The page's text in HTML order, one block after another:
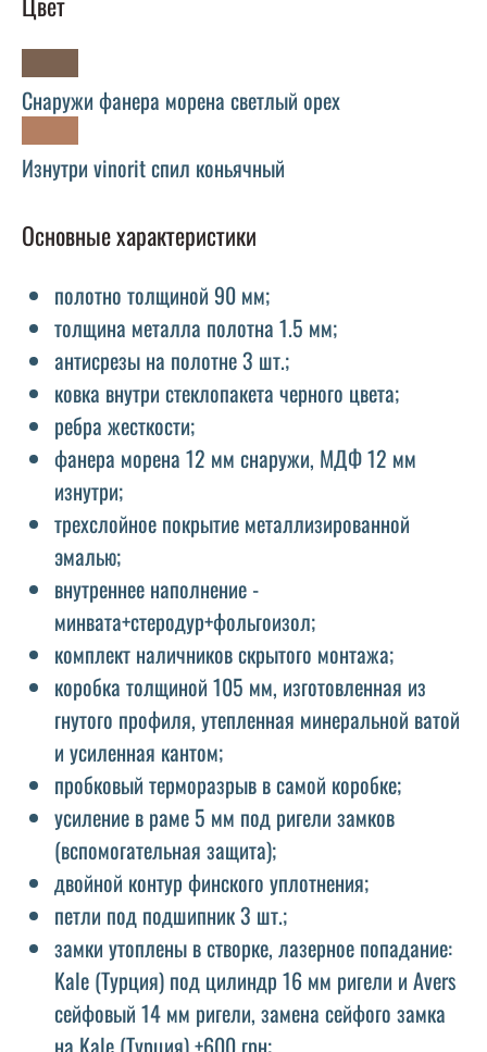
Снаружи фанера морена светлый орех
Изнутри vinorit спил коньячный
Основные характеристики
полотно толщиной 90 мм;
толщина металла полотна 1.5 мм;
антисрезы на полотне 3 шт.;
ковка внутри стеклопакета черного цвета;
ребра жесткости;
фанера морена 12 мм снаружи, МДФ 12 мм
изнутри;
трехслойное покрытие металлизированной
эмалью;
внутреннее наполнение -
минвата+стеродур+фольгоизол;
комплект наличников скрытого монтажа;
коробка толщиной 105 мм, изготовленная из
гнутого профиля, утепленная минеральной ватой
и усиленная кантом;
пробковый терморазрыв в самой коробке;
усиление в раме 5 мм под ригели замков
(вспомогательная защита);
двойной контур финского уплотнения;
петли под подшипник 3 шт.;
замки утоплены в створке, лазерное попадание:
Kale (Турция) под цилиндр 16 мм ригели и Avers
сейфовый 14 мм ригели, замена сейфого замка
на Kale (Турция) +600 грн;